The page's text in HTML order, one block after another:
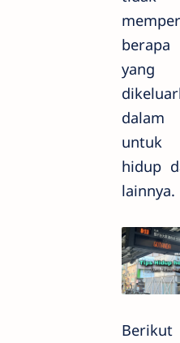
yang
dalam
hidup
lainnya.